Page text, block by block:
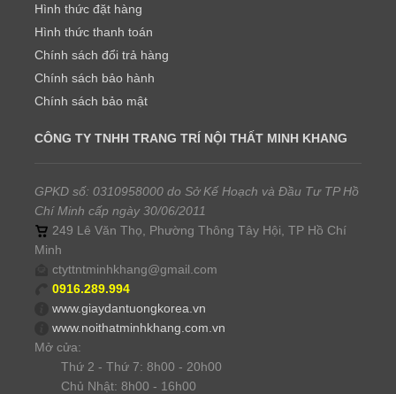
Hình thức đặt hàng
Hình thức thanh toán
Chính sách đổi trả hàng
Chính sách bảo hành
Chính sách bảo mật
CÔNG TY TNHH TRANG TRÍ NỘI THẤT MINH KHANG
GPKD số: 0310958000 do Sở Kế Hoạch và Đầu Tư TP Hồ
Chí Minh cấp ngày 30/06/2011
249 Lê Văn Thọ, Phường Thông Tây Hội, TP Hồ Chí
Minh
ctyttntminhkhang@gmail.com
0916.289.994
www.giaydantuongkorea.vn
www.noithatminhkhang.com.vn
Mở cửa:
Thứ 2 - Thứ 7: 8h00 - 20h00
Chủ Nhật: 8h00 - 16h00